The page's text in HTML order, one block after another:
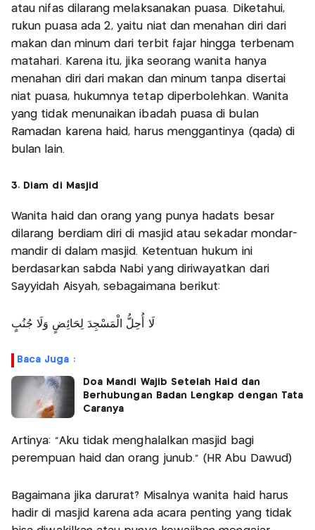
atau nifas dilarang melaksanakan puasa. Diketahui,
rukun puasa ada 2, yaitu niat dan menahan diri dari
makan dan minum dari terbit fajar hingga terbenam
matahari. Karena itu, jika seorang wanita hanya
menahan diri dari makan dan minum tanpa disertai
niat puasa, hukumnya tetap diperbolehkan. Wanita
yang tidak menunaikan ibadah puasa di bulan
Ramadan karena haid, harus menggantinya (qada) di
bulan lain.
3. Diam di Masjid
Wanita haid dan orang yang punya hadats besar
dilarang berdiam diri di masjid atau sekadar mondar-
mandir di dalam masjid. Ketentuan hukum ini
berdasarkan sabda Nabi yang diriwayatkan dari
Sayyidah Aisyah, sebagaimana berikut:
لَا أُحِلُّ الْمَسْجِدَ لِحَائِضٍ وَلَا جُنُبٍ
Baca Juga :
Doa Mandi Wajib Setelah Haid dan
Berhubungan Badan Lengkap dengan Tata
Caranya
Artinya: “Aku tidak menghalalkan masjid bagi
perempuan haid dan orang junub.” (HR Abu Dawud)
Bagaimana jika darurat? Misalnya wanita haid harus
hadir di masjid karena ada acara penting yang tidak